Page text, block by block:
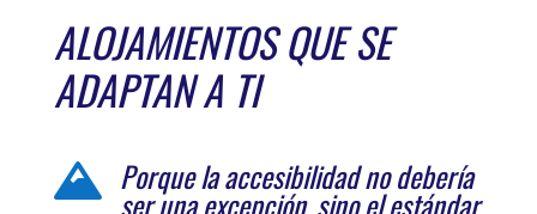
ALOJAMIENTOS QUE SE
ADAPTAN A TI
 Porque la accesibilidad no debería
ser una excepción, sino el estándar.